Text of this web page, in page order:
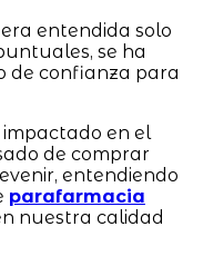
entendida solo
se ha
de confianza para
en el
de comprar
entendiendo
parafarmacia
nuestra calidad